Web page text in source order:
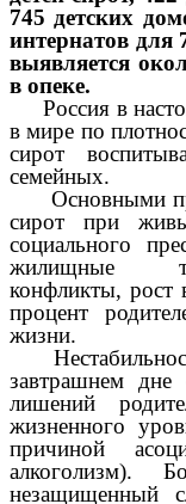
745 детских
интернатов для
выявляется
в опеке.
Россия в
в мире по
сирот
семейных.
Основными
сирот при
социального
жилищные
конфликты, рост
процент
жизни.
завтрашнем дне
лишений
жизненного
причиной
алкоголизм).
незащищенный